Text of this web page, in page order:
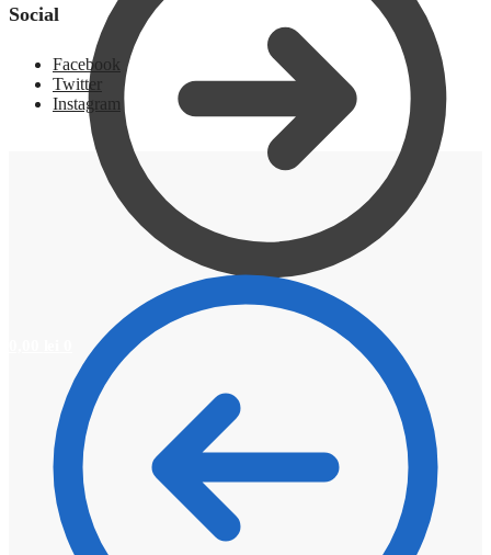
Social
Facebook
Twitter
Instagram